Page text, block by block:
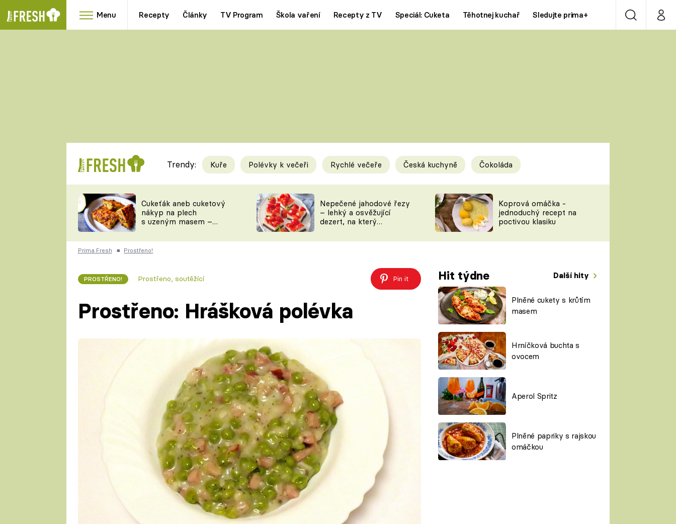
Menu Recepty Články TV Program Škola vaření Recepty z TV Speciál: Cuketa Těhotnej kuchař Sledujte prima+ VyhledáváníMůj
RYCHLOVKY
Videorecepty
TEĎ VAŘÍ ŠÉF!
ČESKO NA TALÍŘI
KUCHAŘKA
Tipy a triky
KAM ZA JÍDLEM
VYCHYTÁVKY
Novinky
ŠÉFREDAKTORKY
ČASOPIS
Prima LAJK
Sledujte nás
Trendy: Kuře Polévky k večeři Rychlé večeře Česká kuchyně Čokoláda
Cukeťák aneb cuketový
nákyp na plech
s uzeným masem –
zpracovat přerostlé
cukety
Nepečené jahodové řezy
– lehký a osvěžující
dezert, na který
Koprová omáčka -
jednoduchý recept na
poctivou klasiku
Prima Fresh ■ Prostřeno!
PROSTŘENO! Prostřeno, soutěžící Pin it Hit týdne Další hity
Plněné cukety s krůtím
masem
Hrníčková buchta s
ovocem
Aperol Spritz
Plněné papriky s rajskou
omáčkou
Prostřeno: Hrášková polévka